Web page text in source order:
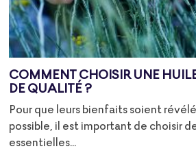
COMMENT CHOISIR UNE
DE QUALITÉ ?
Pour que leurs bienfaits soient
possible, il est important de choisir
essentielles...